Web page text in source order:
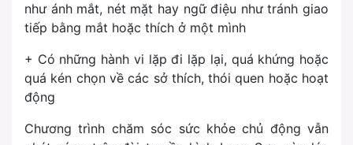
như ánh mắt, nét mặt hay ngữ điệu như tránh giao
tiếp bằng mắt hoặc thích ở một mình
+ Có những hành vi lặp đi lặp lại, quá khứng hoặc
quá kén chọn về các sở thích, thói quen hoặc hoạt
động
Chương trình chăm sóc sức khỏe chủ động vẫn